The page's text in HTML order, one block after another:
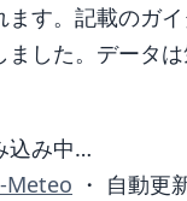
す。記載のガ
ました。データ
込み中…
Meteo ・ 自動更